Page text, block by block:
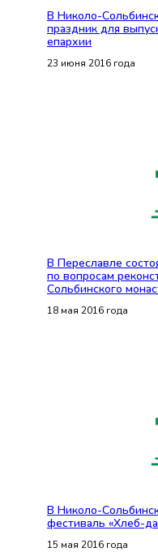
В Николо-
праздник для
епархии
23 июня 2016 года
В Переславле
по вопросам
Сольбинского
18 мая 2016 года
В Николо-
фестиваль «Хлеб-
15 мая 2016 года